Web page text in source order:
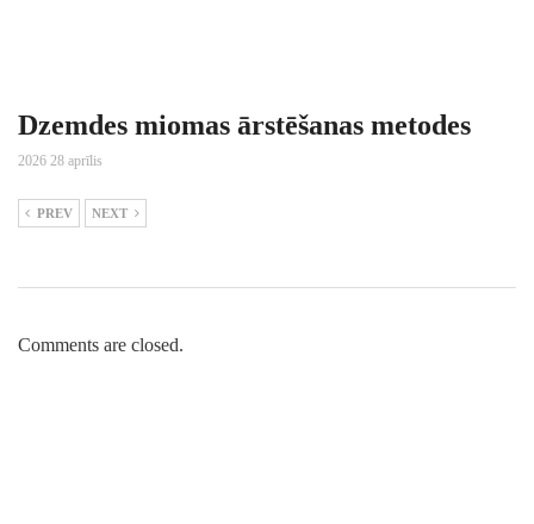
Dzemdes miomas ārstēšanas metodes
2026 28 aprīlis
PREV NEXT
Comments are closed.